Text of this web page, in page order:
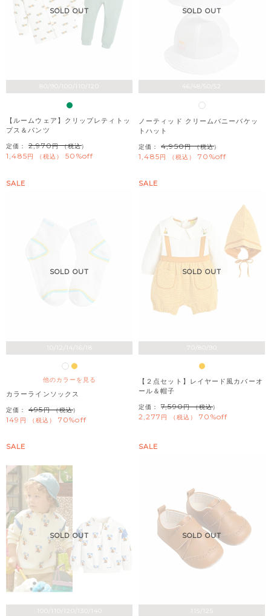
80/90/100/110/120
SOLD OUT
【ルームウェア】クリップレティトッ
プス＆パンツ
定価： 2,970 （税込）
1,485 税込 50%off
46/48/50/52
SOLD OUT
ノーティッド クリームバニーバケッ
トハット
定価： 4,950 （税込）
1,485 税込 70%off
10/12/14/16/18
他のカラーを見る
SOLD OUT
SALE
カラーラインソックス
定価： 495 （税込）
149 税込 70%off
70/80/90
SOLD OUT
SALE
【２点セット】レイヤード風カバーオ
ール＆帽子
定価： 7,590 （税込）
2,277 税込 70%off
100/110/120/130/140
SOLD OUT
SALE
SOLD OUT
SALE